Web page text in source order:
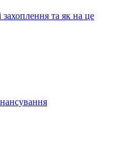
та як на це